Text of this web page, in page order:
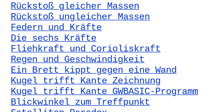
Rückstoß gleicher Massen
Rückstoß ungleicher Massen
Federn und Kräfte
Die sechs Kräfte
Fliehkraft und Corioliskraft
Regen und Geschwindigkeit
Ein Brett kippt gegen eine Wand
Kugel trifft Kante Zeichnung
Kugel trifft Kante GWBASIC-Programm
Blickwinkel zum Treffpunkt